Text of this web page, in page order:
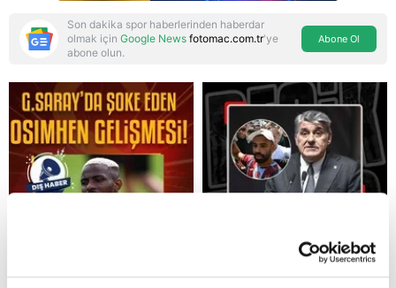
Reddet
Son dakika spor haberlerinden haberdar
olmak için Google News fotomac.com.tr'ye
abone olun.
Abone Ol